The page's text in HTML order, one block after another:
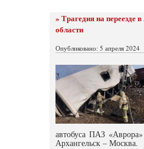
» Трагедия на переезде
области
Опубликовано: 5 апреля 2024
автобуса ПАЗ
Архангельск – Москва.